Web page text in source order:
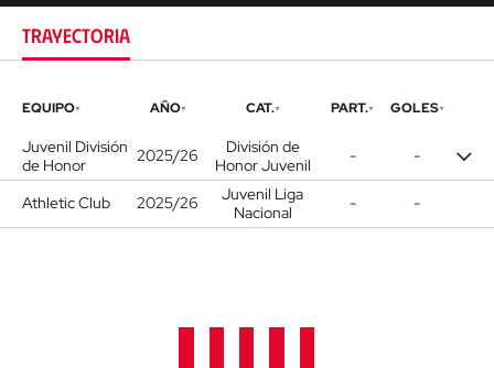
TRAYECTORIA
EQUIPO AÑO CAT. PART. GOLES
Juvenil División
de Honor
2025/26
División de
Honor Juvenil
- -
Athletic Club 2025/26
Juvenil Liga
Nacional
- -